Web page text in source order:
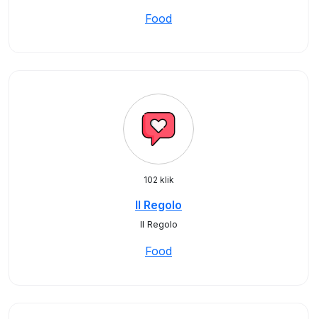
Food
102 klik
Il Regolo
Il Regolo
Food